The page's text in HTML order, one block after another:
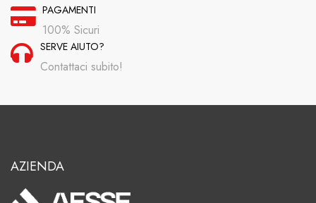
PAGAMENTI
100% Sicuri
SERVE AIUTO?
Contattaci subito!
AZIENDA